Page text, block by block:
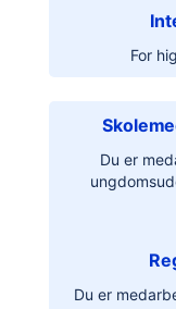
For
Du er
Du er